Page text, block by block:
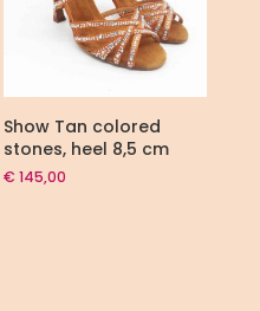
Show Tan colored
stones, heel 8,5 cm
€ 145,00